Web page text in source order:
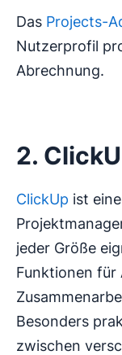
Das Projects-
Nutzerprofil
Abrechnung.
2.
ClickUp ist
jeder Größe
Funktionen für
Besonders
zwischen